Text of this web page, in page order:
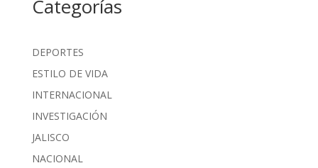
Categorías
DEPORTES
ESTILO DE VIDA
INTERNACIONAL
INVESTIGACIÓN
JALISCO
NACIONAL